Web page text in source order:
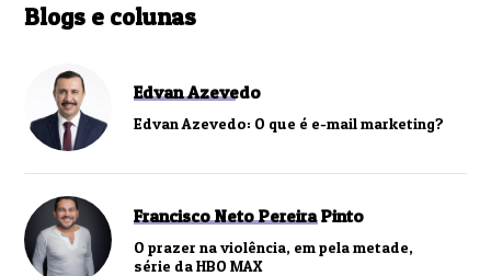
Blogs e colunas
Edvan Azevedo
Edvan Azevedo: O que é e-mail marketing?
Francisco Neto Pereira Pinto
O prazer na violência, em pela metade,
série da HBO MAX